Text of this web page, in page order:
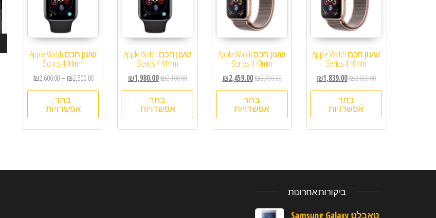
שעון חכם Apple Watch
Series 4 40mm
₪2,000.00
₪1,839.00
בחר
אפשרויות
שעון חכם Apple Watch
Series 4 40mm
₪2,700.00
₪2,459.00
בחר
אפשרויות
שעון חכם Apple Watch
Series 4 44mm
₪2,100.00
₪1,980.00
בחר
אפשרויות
שעון חכם Apple Watch
Series 4 44mm
₪2,500.00
–
₪2,600.00
בחר
אפשרויות
ביקורות אחרונות
טאבלט Samsung Galaxy